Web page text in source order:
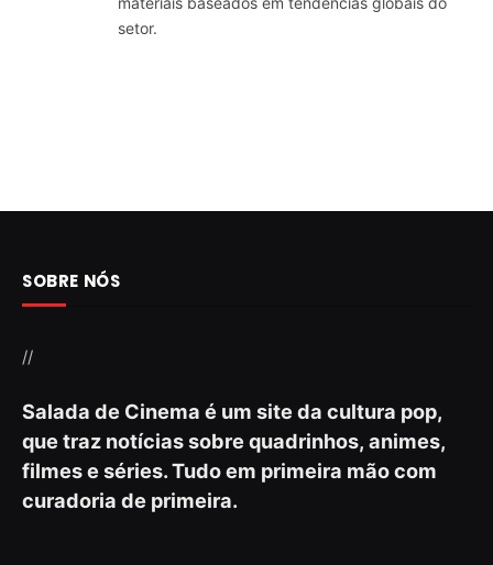
setor.
SOBRE NÓS
//
Salada de Cinema é um site da cultura pop,
que traz notícias sobre quadrinhos, animes,
filmes e séries. Tudo em primeira mão com
curadoria de primeira.